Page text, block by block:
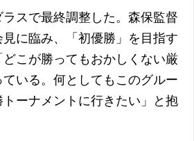
スで最終調整した。森保監督
に臨み、「初優勝」を目指す
こが勝ってもおかしくない厳
ている。何としてもこのグルー
ーナメントに行きたい」と抱